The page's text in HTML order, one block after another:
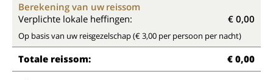
Berekening van uw reissom
Verplichte lokale heffingen:
€ 0,00
Op basis van uw reisgezelschap (€ 3,00 per persoon per nacht)
Totale reissom: € 0,00